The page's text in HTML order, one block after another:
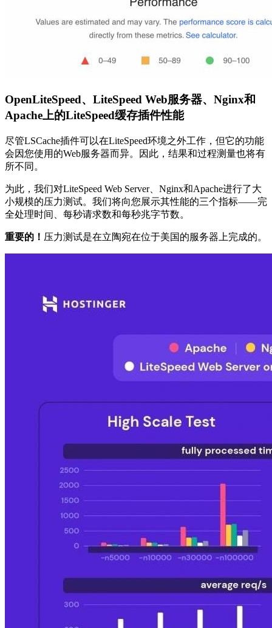
OpenLiteSpeed、LiteSpeed Web服务器、Nginx和
Apache上的LiteSpeed缓存插件性能
尽管LSCache插件可以在LiteSpeed环境之外工作，但它的功能
会因您使用的Web服务器而异。因此，结果和过程测量也将有
所不同。
为此，我们对LiteSpeed Web Server、Nginx和Apache进行了大
小规模的压力测试。我们将向您展示其性能的三个指标——完
全处理时间、每秒请求数和每秒兆字节数。
重要的！ 压力测试是在立陶宛在位于美国的服务器上完成的。